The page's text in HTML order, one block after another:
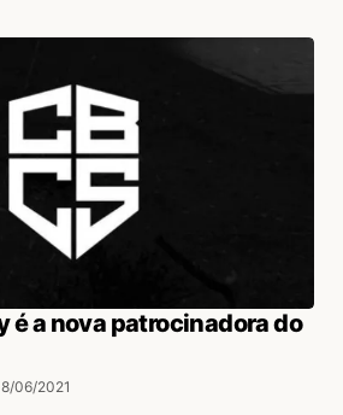
é a nova patrocinadora do
06/2021